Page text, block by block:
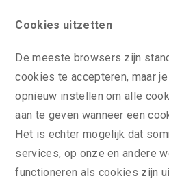
Cookies uitzetten
De meeste browsers zijn
cookies te accepteren, maar
opnieuw instellen om alle
aan te geven wanneer een
Het is echter mogelijk dat
services, op onze en andere
functioneren als cookies zijn